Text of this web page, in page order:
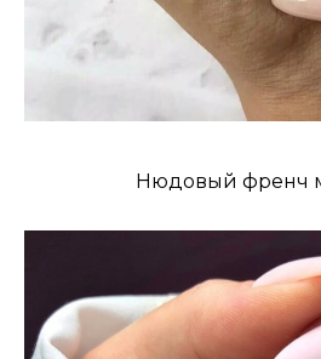
Нюдовый френч